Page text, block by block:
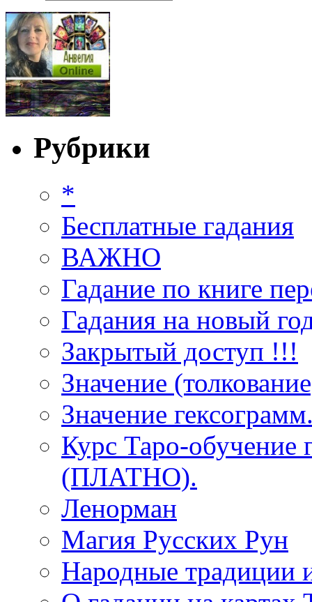
Рубрики
*
Бесплатные гадания
ВАЖНО
Гадание по книге
Гадания на новый
Закрытый доступ !!!
Значение
Значение
Курс Таро-обучение
(ПЛАТНО).
Ленорман
Магия Русских Рун
Народные традиции